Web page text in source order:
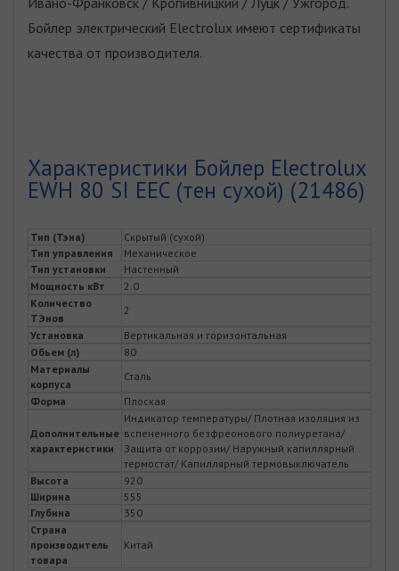
Бойлер электрический Electrolux имеют сертификаты
качества от производителя.
Характеристики Бойлер Electrolux
EWH 80 SI EEC (тен сухой) (21486)
Тип (Тэна)
Скрытый (сухой)
Тип управления
Механическое
Тип установки
Настенный
Мощность кВт
2.0
Количество
ТЭнов
2
Установка
Вертикальная и горизонтальная
Обьем (л)
80
Материалы
корпуса
Сталь
Форма
Плоская
Дополнительные
характеристики
Индикатор температуры/ Плотная изоляция из
вспененного безфреонового полиуретана/
Защита от коррозии/ Наружный капиллярный
термостат/ Капиллярный термовыключатель
Высота
920
Ширина
555
Глубина
350
Страна
производитель
товара
Китай